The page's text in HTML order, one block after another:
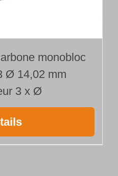
monobloc
Ø 14,02 mm
3 x Ø